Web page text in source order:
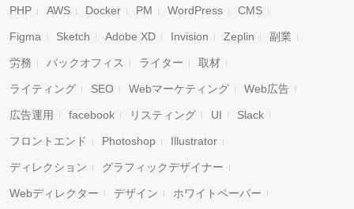
PHP AWS Docker PM WordPress CMS
Figma Sketch Adobe XD Invision Zeplin 副業
労務 バックオフィス ライター 取材
ライティング SEO Webマーケティング Web広告
広告運用 facebook リスティング UI Slack
フロントエンド Photoshop Illustrator
ディレクション グラフィックデザイナー
Webディレクター デザイン ホワイトペーパー